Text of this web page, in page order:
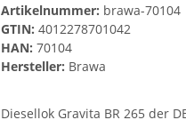
Artikelnummer: brawa-70104
GTIN: 4012278701042
HAN: 70104
Hersteller: Brawa
Diesellok Gravita BR 265 der